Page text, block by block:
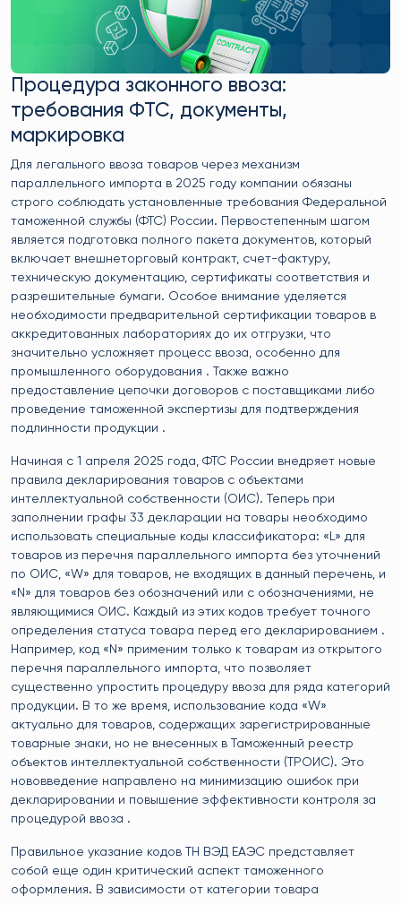
Процедура законного ввоза:
требования ФТС, документы,
маркировка
Для легального ввоза товаров через механизм
параллельного импорта в 2025 году компании обязаны
строго соблюдать установленные требования Федеральной
таможенной службы (ФТС) России. Первостепенным шагом
является подготовка полного пакета документов, который
включает внешнеторговый контракт, счет-фактуру,
техническую документацию, сертификаты соответствия и
разрешительные бумаги. Особое внимание уделяется
необходимости предварительной сертификации товаров в
аккредитованных лабораториях до их отгрузки, что
значительно усложняет процесс ввоза, особенно для
промышленного оборудования . Также важно
предоставление цепочки договоров с поставщиками либо
проведение таможенной экспертизы для подтверждения
подлинности продукции .
Начиная с 1 апреля 2025 года, ФТС России внедряет новые
правила декларирования товаров с объектами
интеллектуальной собственности (ОИС). Теперь при
заполнении графы 33 декларации на товары необходимо
использовать специальные коды классификатора: «L» для
товаров из перечня параллельного импорта без уточнений
по ОИС, «W» для товаров, не входящих в данный перечень, и
«N» для товаров без обозначений или с обозначениями, не
являющимися ОИС. Каждый из этих кодов требует точного
определения статуса товара перед его декларированием .
Например, код «N» применим только к товарам из открытого
перечня параллельного импорта, что позволяет
существенно упростить процедуру ввоза для ряда категорий
продукции. В то же время, использование кода «W»
актуально для товаров, содержащих зарегистрированные
товарные знаки, но не внесенных в Таможенный реестр
объектов интеллектуальной собственности (ТРОИС). Это
нововведение направлено на минимизацию ошибок при
декларировании и повышение эффективности контроля за
процедурой ввоза .
Правильное указание кодов ТН ВЭД ЕАЭС представляет
собой еще один критический аспект таможенного
оформления. В зависимости от категории товара